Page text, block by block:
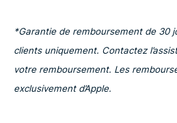
*Garantie de remboursement de 30
clients uniquement. Contactez
votre remboursement. Les
exclusivement d’Apple.